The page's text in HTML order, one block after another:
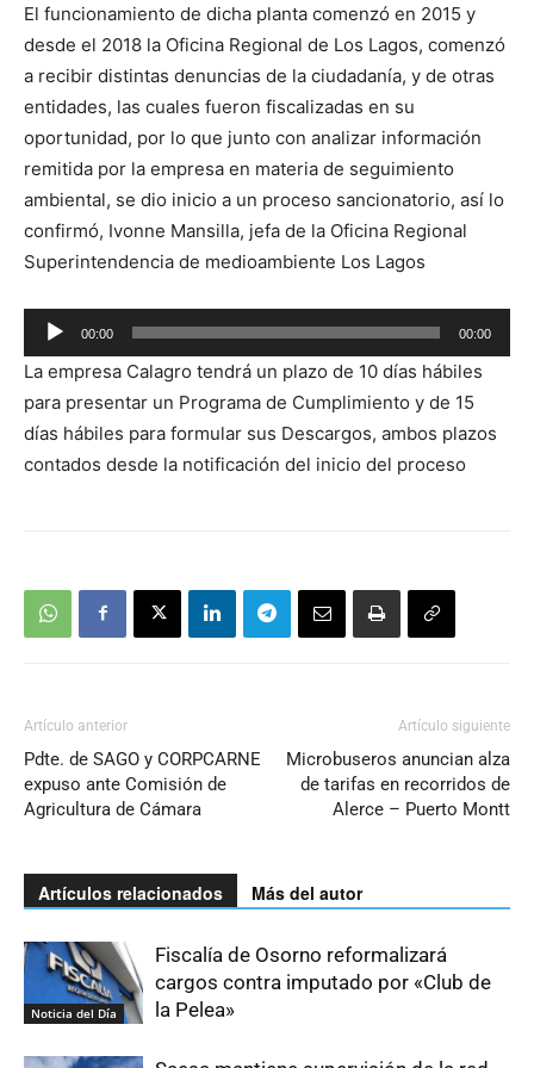
El funcionamiento de dicha planta comenzó en 2015 y
desde el 2018 la Oficina Regional de Los Lagos, comenzó
a recibir distintas denuncias de la ciudadanía, y de otras
entidades, las cuales fueron fiscalizadas en su
oportunidad, por lo que junto con analizar información
remitida por la empresa en materia de seguimiento
ambiental, se dio inicio a un proceso sancionatorio, así lo
confirmó, Ivonne Mansilla, jefa de la Oficina Regional
Superintendencia de medioambiente Los Lagos
Reproductor
de
audio
00:00 00:00
La empresa Calagro tendrá un plazo de 10 días hábiles
para presentar un Programa de Cumplimiento y de 15
días hábiles para formular sus Descargos, ambos plazos
contados desde la notificación del inicio del proceso
Artículo anterior
Pdte. de SAGO y CORPCARNE
expuso ante Comisión de
Agricultura de Cámara
Artículo siguiente
Microbuseros anuncian alza
de tarifas en recorridos de
Alerce – Puerto Montt
Artículos relacionados Más del autor
Noticia del Día
Fiscalía de Osorno reformalizará
cargos contra imputado por «Club de
la Pelea»